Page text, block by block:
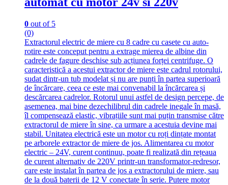
0 out of 5
(0)
Extractorul electric de miere cu 8 cadre cu casete cu auto-
rotire este conceput pentru a extrage mierea de albine din
cadrele de fagure deschise sub acțiunea forței centrifuge. O
caracteristică a acestui extractor de miere este cadrul rotorului,
sudat dintr-un tub modelat și nu are punți în partea superioară
de încărcare, ceea ce este mai convenabil la încărcarea și
descărcarea cadrelor. Rotorul unui astfel de design percepe, de
asemenea, mai bine dezechilibrul din cadrele inegale în masă,
îl compensează elastic, vibrațiile sunt mai puțin transmise către
extractorul de miere în sine, ca urmare a acestuia devine mai
stabil. Unitatea electrică este un motor cu roți dințate montat
pe arborele extractor de miere de jos. Alimentarea cu motor
electric – 24V, curent continuu, poate fi realizată din rețeaua
de curent alternativ de 220V printr-un transformator-redresor,
care este instalat în partea de jos a extractorului de miere, sau
de la două baterii de 12 V conectate în serie. Putere motor